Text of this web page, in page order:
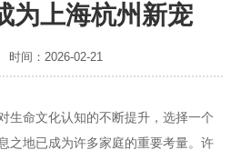
为上海杭州新宠
时间：2026-02-21
生命文化认知的不断提升，选择一个
之地已成为许多家庭的重要考量。许